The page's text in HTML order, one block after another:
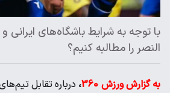
با توجه به شرایط باشگاه‌های ایرانی
النصر را مطالبه کنیم؟
به گزارش ورزش 360 ، درباره تقابل